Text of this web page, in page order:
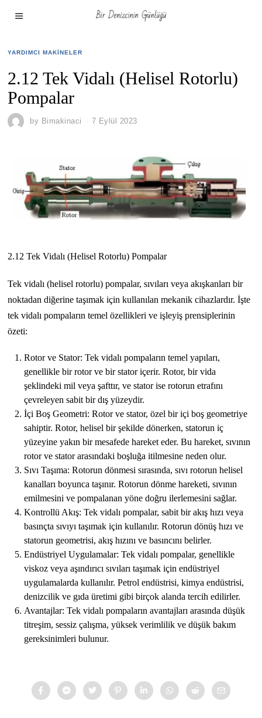
YARDIMCI MAKINELER
2.12 Tek Vidalı (Helisel Rotorlu)
Pompalar
by Bimakinaci 7 Eylül 2023
2.12 Tek Vidalı (Helisel Rotorlu) Pompalar
Tek vidalı (helisel rotorlu) pompalar, sıvıları veya akışkanları bir
noktadan diğerine taşımak için kullanılan mekanik cihazlardır. İşte
tek vidalı pompaların temel özellikleri ve işleyiş prensiplerinin
özeti:
Rotor ve Stator: Tek vidalı pompaların temel yapıları,
genellikle bir rotor ve bir stator içerir. Rotor, bir vida
şeklindeki mil veya şafttır, ve stator ise rotorun etrafını
çevreleyen sabit bir dış yüzeydir.
İçi Boş Geometri: Rotor ve stator, özel bir içi boş geometriye
sahiptir. Rotor, helisel bir şekilde dönerken, statorun iç
yüzeyine yakın bir mesafede hareket eder. Bu hareket, sıvının
rotor ve stator arasındaki boşluğa itilmesine neden olur.
Sıvı Taşıma: Rotorun dönmesi sırasında, sıvı rotorun helisel
kanalları boyunca taşınır. Rotorun dönme hareketi, sıvının
emilmesini ve pompalanan yöne doğru ilerlemesini sağlar.
Kontrollü Akış: Tek vidalı pompalar, sabit bir akış hızı veya
basınçta sıvıyı taşımak için kullanılır. Rotorun dönüş hızı ve
statorun geometrisi, akış hızını ve basıncını belirler.
Endüstriyel Uygulamalar: Tek vidalı pompalar, genellikle
viskoz veya aşındırıcı sıvıları taşımak için endüstriyel
uygulamalarda kullanılır. Petrol endüstrisi, kimya endüstrisi,
denizcilik ve gıda üretimi gibi birçok alanda tercih edilirler.
Avantajlar: Tek vidalı pompaların avantajları arasında düşük
titreşim, sessiz çalışma, yüksek verimlilik ve düşük bakım
gereksinimleri bulunur.